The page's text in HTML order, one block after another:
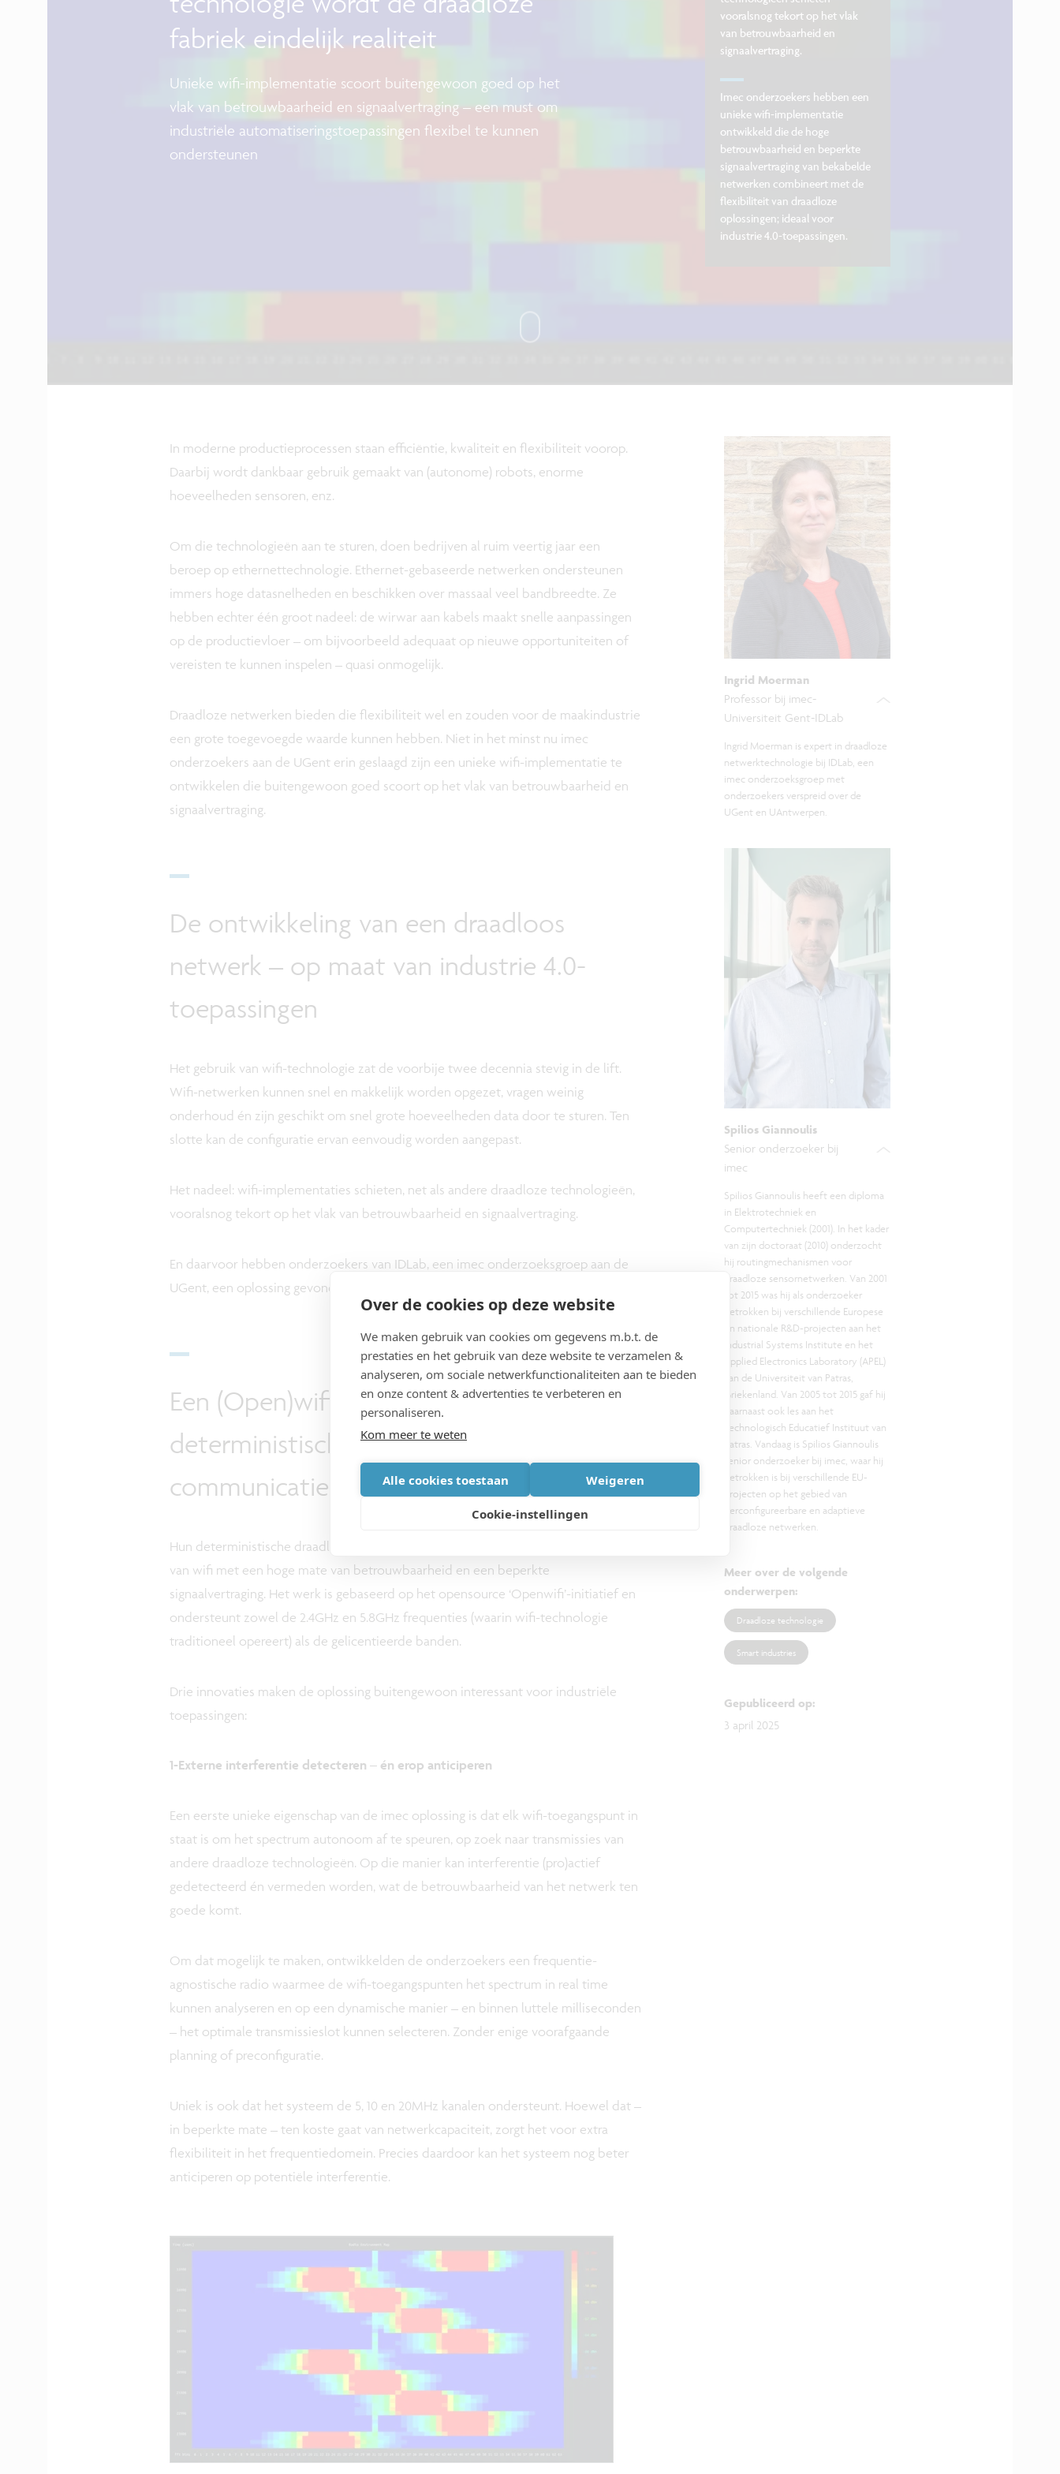
Over de cookies op deze website
We maken gebruik van cookies om gegevens m.b.t. de
prestaties en het gebruik van deze website te verzamelen &
analyseren, om sociale netwerkfunctionaliteiten aan te bieden
en onze content & advertenties te verbeteren en
personaliseren.
Kom meer te weten
Alle cookies toestaan Weigeren
Cookie-instellingen
fabriek eindelijk realiteit
Unieke wifi-implementatie scoort buitengewoon goed op het
vlak van betrouwbaarheid en signaalvertraging – een must om
industriële automatiseringstoepassingen flexibel te kunnen
ondersteunen
vooralsnog tekort op het vlak
van betrouwbaarheid en
signaalvertraging.
Imec onderzoekers hebben een
unieke wifi-implementatie
ontwikkeld die de hoge
betrouwbaarheid en beperkte
signaalvertraging van bekabelde
netwerken combineert met de
flexibiliteit van draadloze
oplossingen; ideaal voor
industrie 4.0-toepassingen.
In moderne productieprocessen staan efficiëntie, kwaliteit en flexibiliteit voorop.
Daarbij wordt dankbaar gebruik gemaakt van (autonome) robots, enorme
hoeveelheden sensoren, enz.
Om die technologieën aan te sturen, doen bedrijven al ruim veertig jaar een
beroep op ethernettechnologie. Ethernet-gebaseerde netwerken ondersteunen
immers hoge datasnelheden en beschikken over massaal veel bandbreedte. Ze
hebben echter één groot nadeel: de wirwar aan kabels maakt snelle aanpassingen
op de productievloer – om bijvoorbeeld adequaat op nieuwe opportuniteiten of
vereisten te kunnen inspelen – quasi onmogelijk.
Draadloze netwerken bieden die flexibiliteit wel en zouden voor de maakindustrie
een grote toegevoegde waarde kunnen hebben. Niet in het minst nu imec
onderzoekers aan de UGent erin geslaagd zijn een unieke wifi-implementatie te
ontwikkelen die buitengewoon goed scoort op het vlak van betrouwbaarheid en
signaalvertraging.
De ontwikkeling van een draadloos
netwerk – op maat van industrie 4.0-
toepassingen
Het gebruik van wifi-technologie zat de voorbije twee decennia stevig in de lift.
Wifi-netwerken kunnen snel en makkelijk worden opgezet, vragen weinig
onderhoud én zijn geschikt om snel grote hoeveelheden data door te sturen. Ten
slotte kan de configuratie ervan eenvoudig worden aangepast.
Het nadeel: wifi-implementaties schieten, net als andere draadloze technologieën,
vooralsnog tekort op het vlak van betrouwbaarheid en signaalvertraging.
En daarvoor hebben onderzoekers van IDLab, een imec onderzoeksgroep aan de
UGent, een oplossing gevonden.
Een (Open)wifi-oplossing voor
deterministische draadloze
communicatie
Hun deterministische draadloze communicatieoplossing combineert de flexibiliteit
van wifi met een hoge mate van betrouwbaarheid en een beperkte
signaalvertraging. Het werk is gebaseerd op het opensource ‘Openwifi’-initiatief en
ondersteunt zowel de 2.4GHz en 5.8GHz frequenties (waarin wifi-technologie
traditioneel opereert) als de gelicentieerde banden.
Drie innovaties maken de oplossing buitengewoon interessant voor industriële
toepassingen:
1-Externe interferentie detecteren – én erop anticiperen
Een eerste unieke eigenschap van de imec oplossing is dat elk wifi-toegangspunt in
staat is om het spectrum autonoom af te speuren, op zoek naar transmissies van
andere draadloze technologieën. Op die manier kan interferentie (pro)actief
gedetecteerd én vermeden worden, wat de betrouwbaarheid van het netwerk ten
goede komt.
Om dat mogelijk te maken, ontwikkelden de onderzoekers een frequentie-
agnostische radio waarmee de wifi-toegangspunten het spectrum in real time
kunnen analyseren en op een dynamische manier – en binnen luttele milliseconden
– het optimale transmissieslot kunnen selecteren. Zonder enige voorafgaande
planning of preconfiguratie.
Uniek is ook dat het systeem de 5, 10 en 20MHz kanalen ondersteunt. Hoewel dat –
in beperkte mate – ten koste gaat van netwerkcapaciteit, zorgt het voor extra
flexibiliteit in het frequentiedomein. Precies daardoor kan het systeem nog beter
anticiperen op potentiële interferentie.
Ingrid Moerman
Professor bij imec-
Universiteit Gent-IDLab
Ingrid Moerman is expert in draadloze
netwerktechnologie bij IDLab, een
imec onderzoeksgroep met
onderzoekers verspreid over de
UGent en UAntwerpen.
Spilios Giannoulis
Senior onderzoeker bij
imec
Spilios Giannoulis heeft een diploma
in Elektrotechniek en
Computertechniek (2001). In het kader
van zijn doctoraat (2010) onderzocht
hij routingmechanismen voor
draadloze sensornetwerken. Van 2001
tot 2015 was hij als onderzoeker
betrokken bij verschillende Europese
en nationale R&D-projecten aan het
Industrial Systems Institute en het
Applied Electronics Laboratory (APEL)
van de Universiteit van Patras,
Griekenland. Van 2005 tot 2015 gaf hij
daarnaast ook les aan het
Technologisch Educatief Instituut van
Patras. Vandaag is Spilios Giannoulis
senior onderzoeker bij imec, waar hij
betrokken is bij verschillende EU-
projecten op het gebied van
herconfigureerbare en adaptieve
draadloze netwerken.
Meer over de volgende
onderwerpen:
Draadloze technologie
Smart industries
Gepubliceerd op:
3 april 2025